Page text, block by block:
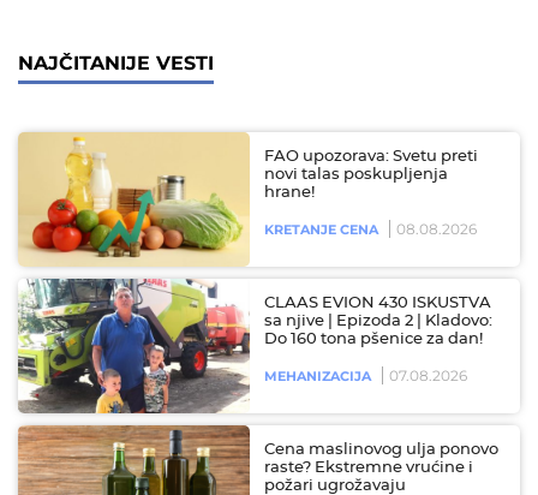
NAJČITANIJE VESTI
FAO upozorava: Svetu preti
novi talas poskupljenja
hrane!
KRETANJE CENA 08.08.2026
CLAAS EVION 430 ISKUSTVA
sa njive | Epizoda 2 | Kladovo:
Do 160 tona pšenice za dan!
MEHANIZACIJA 07.08.2026
Cena maslinovog ulja ponovo
raste? Ekstremne vrućine i
požari ugrožavaju